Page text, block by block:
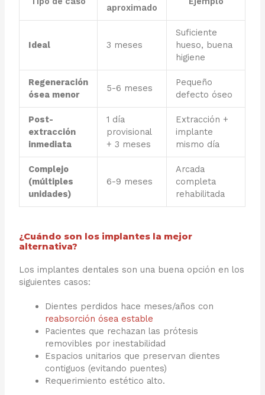
aproximado
Ideal 3 meses
Suficiente
hueso, buena
higiene
Regeneración
ósea menor
5-6 meses
Pequeño
defecto óseo
Post-
extracción
inmediata
1 día
provisional
+ 3 meses
Extracción +
implante
mismo día
Complejo
(múltiples
unidades)
6-9 meses
Arcada
completa
rehabilitada
¿Cuándo son los implantes la mejor
alternativa?
Los implantes dentales son una buena opción en los
siguientes casos:
Dientes perdidos hace meses/años con
reabsorción ósea estable
Pacientes que rechazan las prótesis
removibles por inestabilidad
Espacios unitarios que preservan dientes
contiguos (evitando puentes)
Requerimiento estético alto.